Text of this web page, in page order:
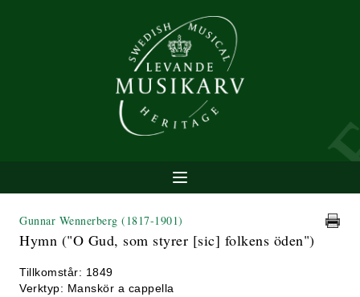
Gunnar Wennerberg (1817-1901)
Hymn ("O Gud, som styrer [sic] folkens öden")
Tillkomstår: 1849
Verktyp: Manskör a cappella